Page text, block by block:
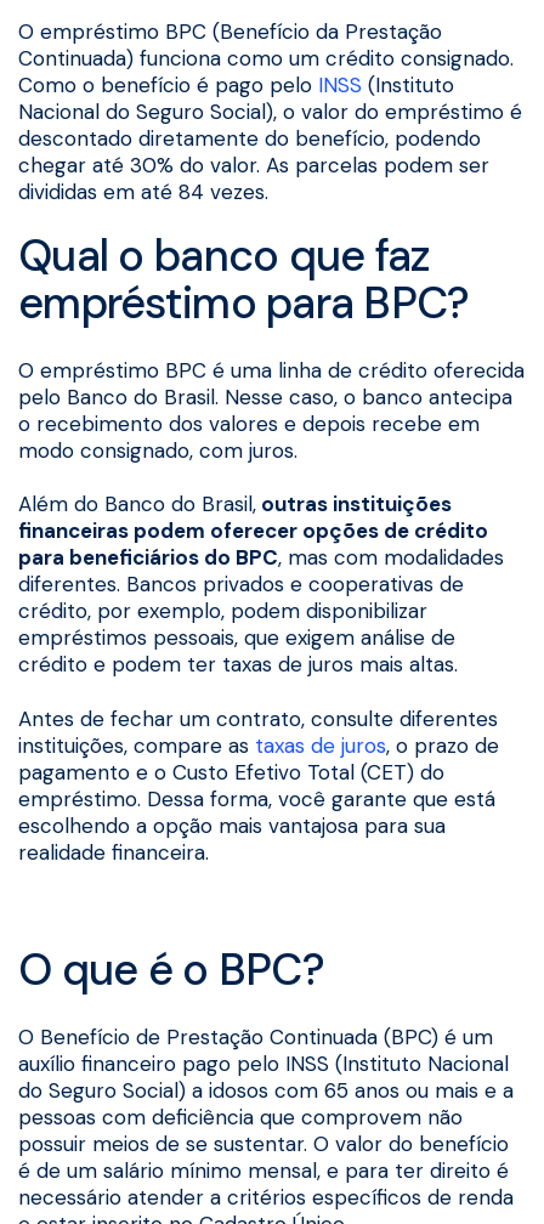
O empréstimo BPC (Benefício da Prestação
Continuada) funciona como um crédito consignado.
Como o benefício é pago pelo INSS (Instituto
Nacional do Seguro Social), o valor do empréstimo é
descontado diretamente do benefício, podendo
chegar até 30% do valor. As parcelas podem ser
divididas em até 84 vezes.
Qual o banco que faz
empréstimo para BPC?
O empréstimo BPC é uma linha de crédito oferecida
pelo Banco do Brasil. Nesse caso, o banco antecipa
o recebimento dos valores e depois recebe em
modo consignado, com juros.
Além do Banco do Brasil, outras instituições
financeiras podem oferecer opções de crédito
para beneficiários do BPC, mas com modalidades
diferentes. Bancos privados e cooperativas de
crédito, por exemplo, podem disponibilizar
empréstimos pessoais, que exigem análise de
crédito e podem ter taxas de juros mais altas.
Antes de fechar um contrato, consulte diferentes
instituições, compare as taxas de juros, o prazo de
pagamento e o Custo Efetivo Total (CET) do
empréstimo. Dessa forma, você garante que está
escolhendo a opção mais vantajosa para sua
realidade financeira.
O que é o BPC?
O Benefício de Prestação Continuada (BPC) é um
auxílio financeiro pago pelo INSS (Instituto Nacional
do Seguro Social) a idosos com 65 anos ou mais e a
pessoas com deficiência que comprovem não
possuir meios de se sustentar. O valor do benefício
é de um salário mínimo mensal, e para ter direito é
necessário atender a critérios específicos de renda